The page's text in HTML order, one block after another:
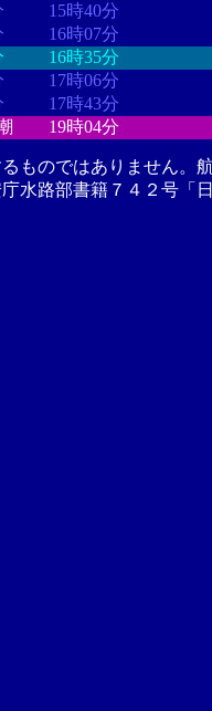
15時40分
16時07分
16時35分
17時06分
17時43分
19時04分
ものではありません。
水路部書籍７４２号「